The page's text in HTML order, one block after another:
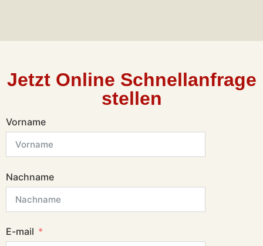
Jetzt Online Schnellanfrage
stellen
Vorname
Nachname
E-mail